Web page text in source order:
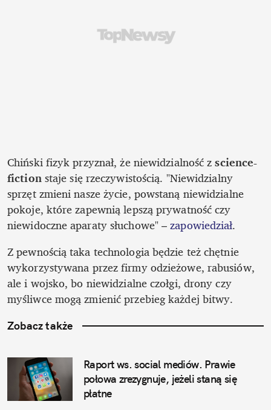
Chiński fizyk przyznał, że niewidzialność z science-
fiction staje się rzeczywistością. "Niewidzialny
sprzęt zmieni nasze życie, powstaną niewidzialne
pokoje, które zapewnią lepszą prywatność czy
niewidoczne aparaty słuchowe" – zapowiedział.
Z pewnością taka technologia będzie też chętnie
wykorzystywana przez firmy odzieżowe, rabusiów,
ale i wojsko, bo niewidzialne czołgi, drony czy
myśliwce mogą zmienić przebieg każdej bitwy.
Zobacz także
Raport ws. social mediów. Prawie
połowa zrezygnuje, jeżeli staną się
płatne